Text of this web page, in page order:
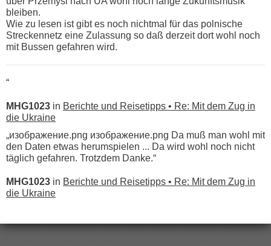
bleiben.
Wie zu lesen ist gibt es noch nichtmal für das polnische
Streckennetz eine Zulassung so daß derzeit dort wohl noch
mit Bussen gefahren wird.
“
MHG1023 in Berichte und Reisetipps • Re: Mit dem Zug in
die Ukraine
„изображение.png изображение.png Da muß man wohl mit
den Daten etwas herumspielen ... Da wird wohl noch nicht
täglich gefahren. Trotzdem Danke.“
MHG1023 in Berichte und Reisetipps • Re: Mit dem Zug in
die Ukraine